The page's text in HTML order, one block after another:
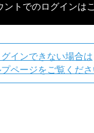
ントでのログインは
グインできない場合は
ページをご覧くだ